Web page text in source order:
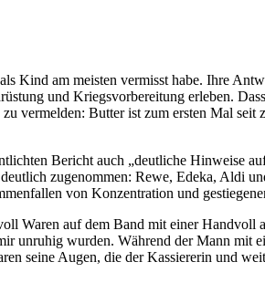
Kind am meisten vermisst habe. Ihre
und Kriegsvorbereitung erleben.
vermelden: Butter ist zum ersten Mal seit
Bericht auch „deutliche Hinweise
zugenommen: Rewe, Edeka, Aldi
von Konzentration und
Waren auf dem Band mit einer Handvoll
unruhig wurden. Während der Mann mit
seine Augen, die der Kassiererin und